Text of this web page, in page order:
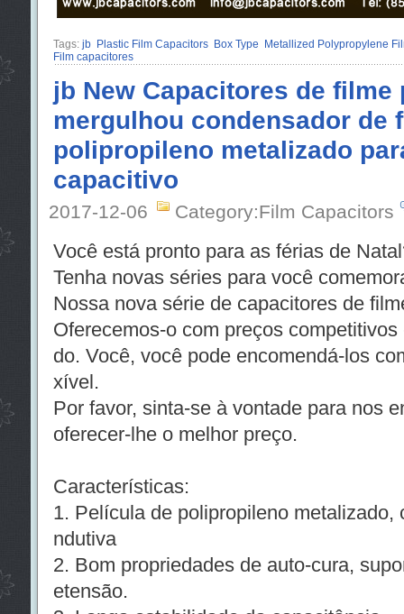
Tags: jb Plastic Film Capacitors Box Type Metallized Polypropylene
Film capacitores
jb New Capacitores de filme
mergulhou condensador de
polipropileno metalizado
capacitivo
2017-12-06 Category:Film Capacitors
Você está pronto para as férias de
Tenha novas séries para você
Nossa nova série de capacitores de
Oferecemos-o com preços
do. Você, você pode encomendá-los
xível.
Por favor, sinta-se à vontade para nos
oferecer-lhe o melhor preço.
Características:
1. Película de polipropileno metalizado,
ndutiva
2. Bom propriedades de auto-cura,
etensão.